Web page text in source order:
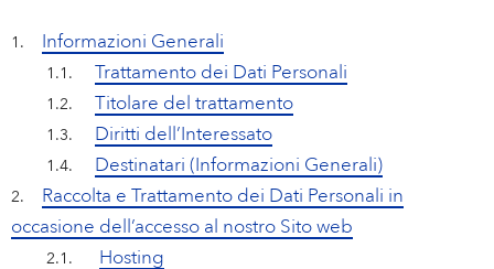
Hansaplast
IT
Finanza & Controlling
Supply Chain
Risorse umane
1. Informazioni Generali
1.1. Trattamento dei Dati Personali
1.2. Titolare del trattamento
1.3. Diritti dell’Interessato
1.4. Destinatari (Informazioni Generali)
2.
Raccolta e Trattamento dei Dati Personali in
occasione dell’accesso al nostro Sito web
2.1. Hosting